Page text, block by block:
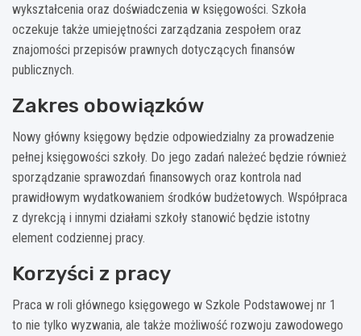
wykształcenia oraz doświadczenia w księgowości. Szkoła
oczekuje także umiejętności zarządzania zespołem oraz
znajomości przepisów prawnych dotyczących finansów
publicznych.
Zakres obowiązków
Nowy główny księgowy będzie odpowiedzialny za prowadzenie
pełnej księgowości szkoły. Do jego zadań należeć będzie również
sporządzanie sprawozdań finansowych oraz kontrola nad
prawidłowym wydatkowaniem środków budżetowych. Współpraca
z dyrekcją i innymi działami szkoły stanowić będzie istotny
element codziennej pracy.
Korzyści z pracy
Praca w roli głównego księgowego w Szkole Podstawowej nr 1
to nie tylko wyzwania, ale także możliwość rozwoju zawodowego